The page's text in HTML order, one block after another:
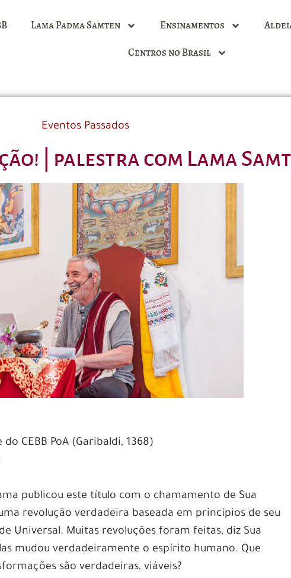
Lama Padma Samten Ensinamentos
Centros no Brasil
Eventos Passados
| palestra com Lama
CEBB PoA (Garibaldi, 1368)
publicou este título com o chamamento de Sua
revolução verdadeira baseada em princípios de seu
Universal. Muitas revoluções foram feitas, diz Sua
mudou verdadeiramente o espírito humano. Que
são verdadeiras, viáveis?